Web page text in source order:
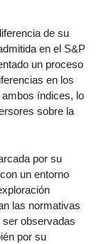
de su
en el S&P
un proceso
en los
ambos índices, lo
sobre la
por su
un entorno
las normativas
observadas
por su